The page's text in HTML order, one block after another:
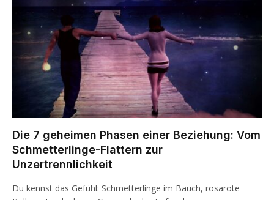
Die 7 geheimen Phasen einer Beziehung: Vom
Schmetterlinge-Flattern zur
Unzertrennlichkeit
Du kennst das Gefühl: Schmetterlinge im Bauch, rosarote